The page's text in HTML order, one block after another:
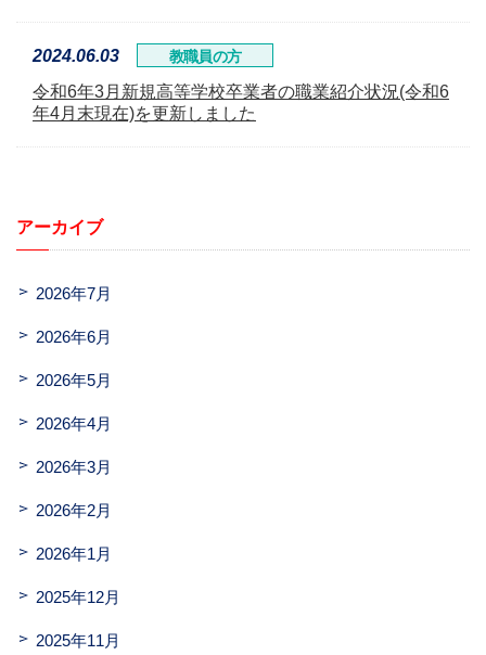
2024.06.03 教職員の方
令和6年3月新規高等学校卒業者の職業紹介状況(令和6
年4月末現在)を更新しました
アーカイブ
2026年7月
2026年6月
2026年5月
2026年4月
2026年3月
2026年2月
2026年1月
2025年12月
2025年11月